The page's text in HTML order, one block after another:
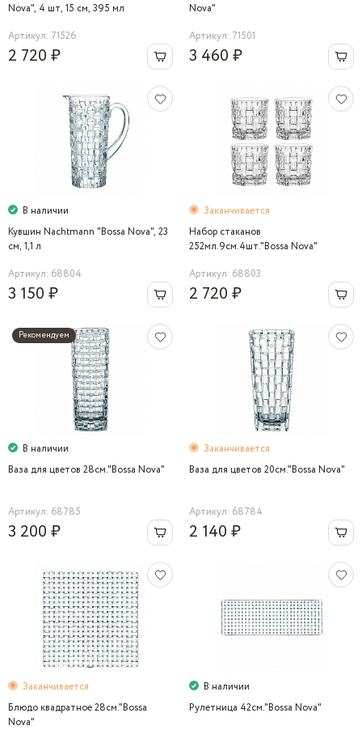
Nova", 4 шт, 15 см, 395 мл
Артикул: 71526
2 720 ₽
Nova"
Артикул: 71501
3 460 ₽
В наличии
Кувшин Nachtmann "Bossa Nova", 23
см, 1,1 л
Артикул: 68804
3 150 ₽
Заканчивается
Набор стаканов
252мл.9см.4шт."Bossa Nova"
Артикул: 68803
2 720 ₽
Рекомендуем
В наличии
Ваза для цветов 28см."Bossa Nova"
Артикул: 68785
3 200 ₽
Заканчивается
Ваза для цветов 20см."Bossa Nova"
Артикул: 68784
2 140 ₽
Заканчивается
Блюдо квадратное 28см."Bossa
Nova"
В наличии
Рулетница 42см."Bossa Nova"